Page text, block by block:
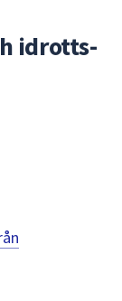
idrotts-